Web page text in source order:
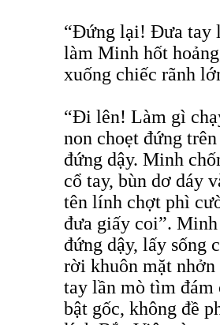
“Đứng lại! Đưa tay
làm Minh hốt
xuống chiếc rãnh
“Đi lên! Làm gì
non choẹt đứng
đứng dậy. Minh
cổ tay, bùn dơ dáy
tên lính chợt phì
đưa giấy coi”.
đứng dậy, lấy sống
rời khuôn mặt
tay lần mò tìm
bật gốc, không đề